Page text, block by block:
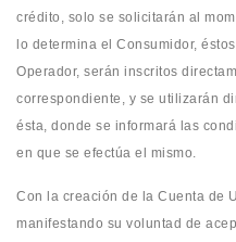
crédito, solo se solicitarán al
lo determina el Consumidor,
Operador, serán inscritos
correspondiente, y se utilizarán
ésta, donde se informará las
en que se efectúa el mismo.
Con la creación de la Cuenta de
manifestando su voluntad de